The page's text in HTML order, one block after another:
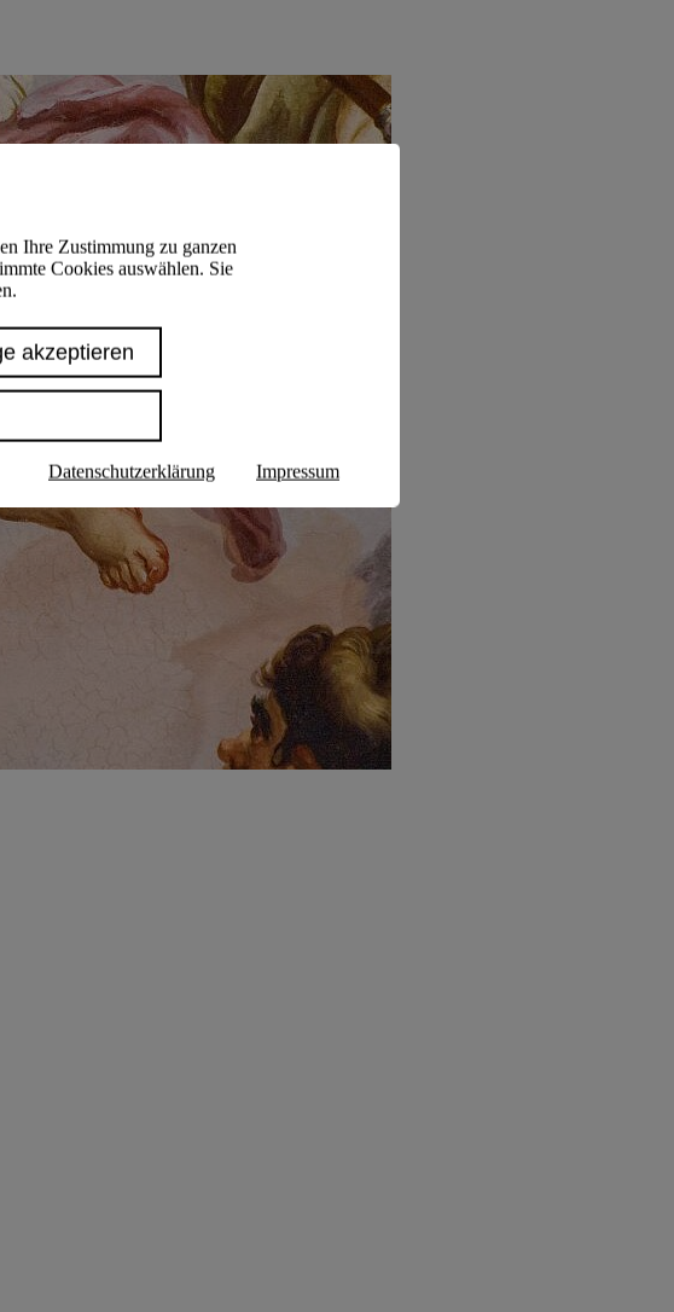
Ihre Zustimmung zu ganzen
Cookies auswählen. Sie
akzeptieren
Datenschutzerklärung Impressum